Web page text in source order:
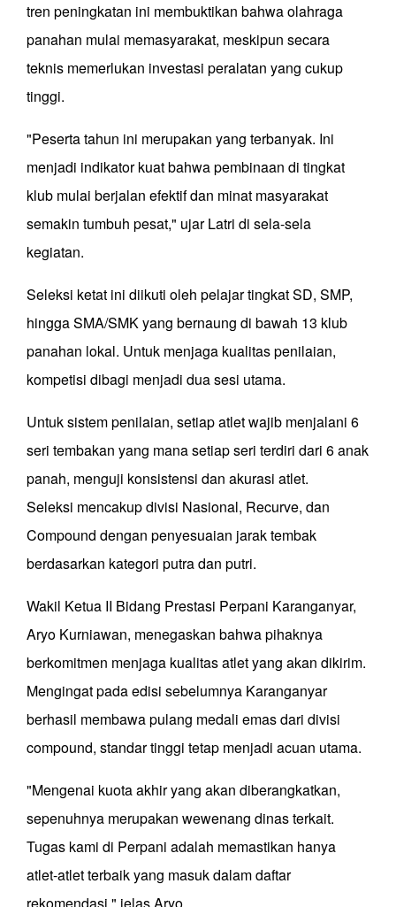
tren peningkatan ini membuktikan bahwa olahraga
panahan mulai memasyarakat, meskipun secara
teknis memerlukan investasi peralatan yang cukup
tinggi.
"Peserta tahun ini merupakan yang terbanyak. Ini
menjadi indikator kuat bahwa pembinaan di tingkat
klub mulai berjalan efektif dan minat masyarakat
semakin tumbuh pesat," ujar Latri di sela-sela
kegiatan.
Seleksi ketat ini diikuti oleh pelajar tingkat SD, SMP,
hingga SMA/SMK yang bernaung di bawah 13 klub
panahan lokal. Untuk menjaga kualitas penilaian,
kompetisi dibagi menjadi dua sesi utama.
Untuk sistem penilaian, setiap atlet wajib menjalani 6
seri tembakan yang mana setiap seri terdiri dari 6 anak
panah, menguji konsistensi dan akurasi atlet.
Seleksi mencakup divisi Nasional, Recurve, dan
Compound dengan penyesuaian jarak tembak
berdasarkan kategori putra dan putri.
Wakil Ketua II Bidang Prestasi Perpani Karanganyar,
Aryo Kurniawan, menegaskan bahwa pihaknya
berkomitmen menjaga kualitas atlet yang akan dikirim.
Mengingat pada edisi sebelumnya Karanganyar
berhasil membawa pulang medali emas dari divisi
compound, standar tinggi tetap menjadi acuan utama.
"Mengenai kuota akhir yang akan diberangkatkan,
sepenuhnya merupakan wewenang dinas terkait.
Tugas kami di Perpani adalah memastikan hanya
atlet-atlet terbaik yang masuk dalam daftar